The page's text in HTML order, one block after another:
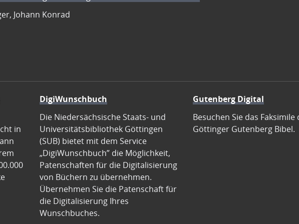
Johann Konrad
in
DigiWunschbuch
Die Niedersächsische Staats- und
Universitätsbibliothek Göttingen
(SUB) bietet mit dem Service
„DigiWunschbuch” die Möglichkeit,
Patenschaften für die Digitalisierung
von Büchern zu übernehmen.
Übernehmen Sie die Patenschaft für
die Digitalisierung Ihres
Wunschbuches.
Gutenberg Digital
Besuchen Sie das Faksimile
Göttinger Gutenberg Bibel.